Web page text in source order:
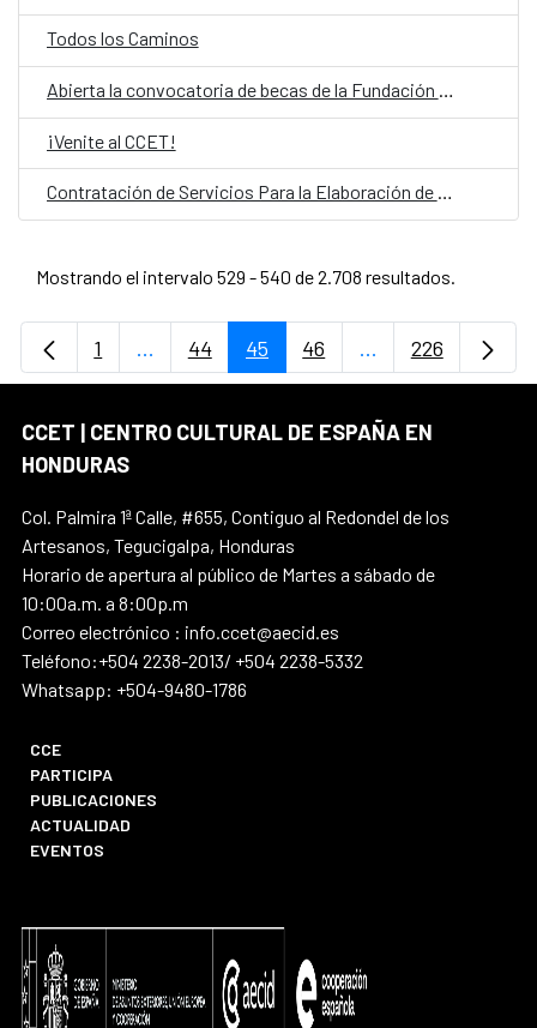
Todos los Caminos
Abierta la convocatoria de becas de la Fundación Carolina 2025-2026
¡Venite al CCET!
Contratación de Servicios Para la Elaboración de Proyecto Arquitectónico
Mostrando el intervalo 529 - 540 de 2.708 resultados.
Página
1 ...Páginas intermedias Use TAB para
Página
44 Página
45 Página
46 ...PáginasPágina
226
CCET | CENTRO CULTURAL DE ESPAÑA EN
HONDURAS
Col. Palmira 1ª Calle, #655, Contiguo al Redondel de los
Artesanos, Tegucigalpa, Honduras
Horario de apertura al público de Martes a sábado de
10:00a.m. a 8:00p.m
Correo electrónico : info.ccet@aecid.es
Teléfono:+504 2238-2013/ +504 2238-5332
Whatsapp: +504-9480-1786
CCE
PARTICIPA
PUBLICACIONES
ACTUALIDAD
EVENTOS